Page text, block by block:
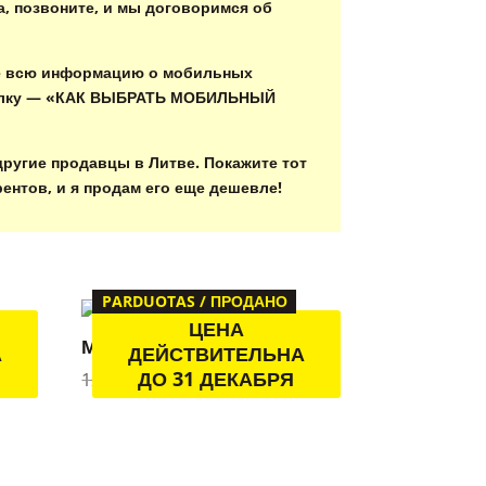
позвоните, и мы договоримся об
всю информацию о мобильных
— «КАК ВЫБРАТЬ МОБИЛЬНЫЙ
продавцы в Литве. Покажите тот
и я продам его еще дешевле!
ЦЕНА
ДЕЙСТВИТЕЛЬНА
ДО 31 ДЕКАБРЯ
PARDUOTAS / ПРОДАНО
Мобильный домик TE1513
12700.00€ Первоначальная
цена
8900.00€Текущая
цена: